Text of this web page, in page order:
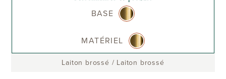
BASE
MATÉRIEL
Laiton brossé / Laiton brossé